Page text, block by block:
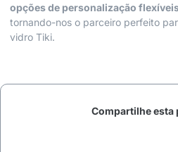
opções de personalização
tornando-nos o parceiro perfeito
vidro Tiki.
Compartilhe esta